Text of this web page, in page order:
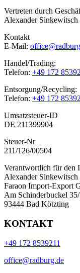
Vertreten durch
Alexander Sinkewitsch
Kontakt
E-Mail:
Handel/Trading:
Telefon: +49 172
Entsorgung/Recycling:
Telefon: +49 172
Umsatzsteuer-ID
DE 211399904
Steuer-Nr
211/126/00504
Verantwortlich für den
Alexander Sinkewitsch
Faraon Import-Export
Am Schinderbuckel
93444 Bad Kötzting
KONTAKT
+49 172 8539211
office@radburg.de